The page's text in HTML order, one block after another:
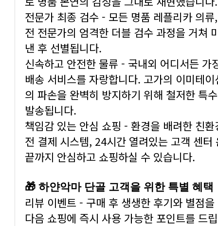
낸 후 선별됩니다.
발송됩니다.
끝까지 안심하고 쇼핑하실 수 있습니다.
🎁 하얀악마 단골 고객을 위한 특별 혜택
다음 쇼핑에 즉시 사용 가능한 포인트를 드